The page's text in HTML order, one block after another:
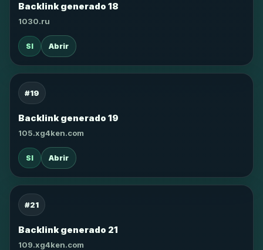
Backlink generado 18
1030.ru
SI Abrir
#19
Backlink generado 19
105.xg4ken.com
SI Abrir
#21
Backlink generado 21
109.xg4ken.com